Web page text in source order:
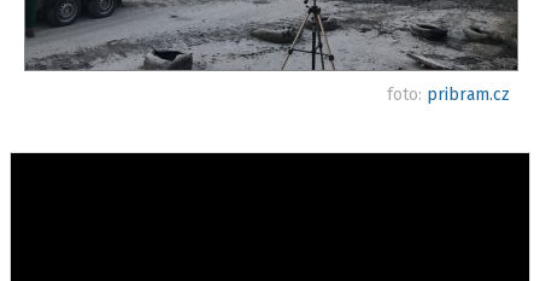
foto: pribram.cz